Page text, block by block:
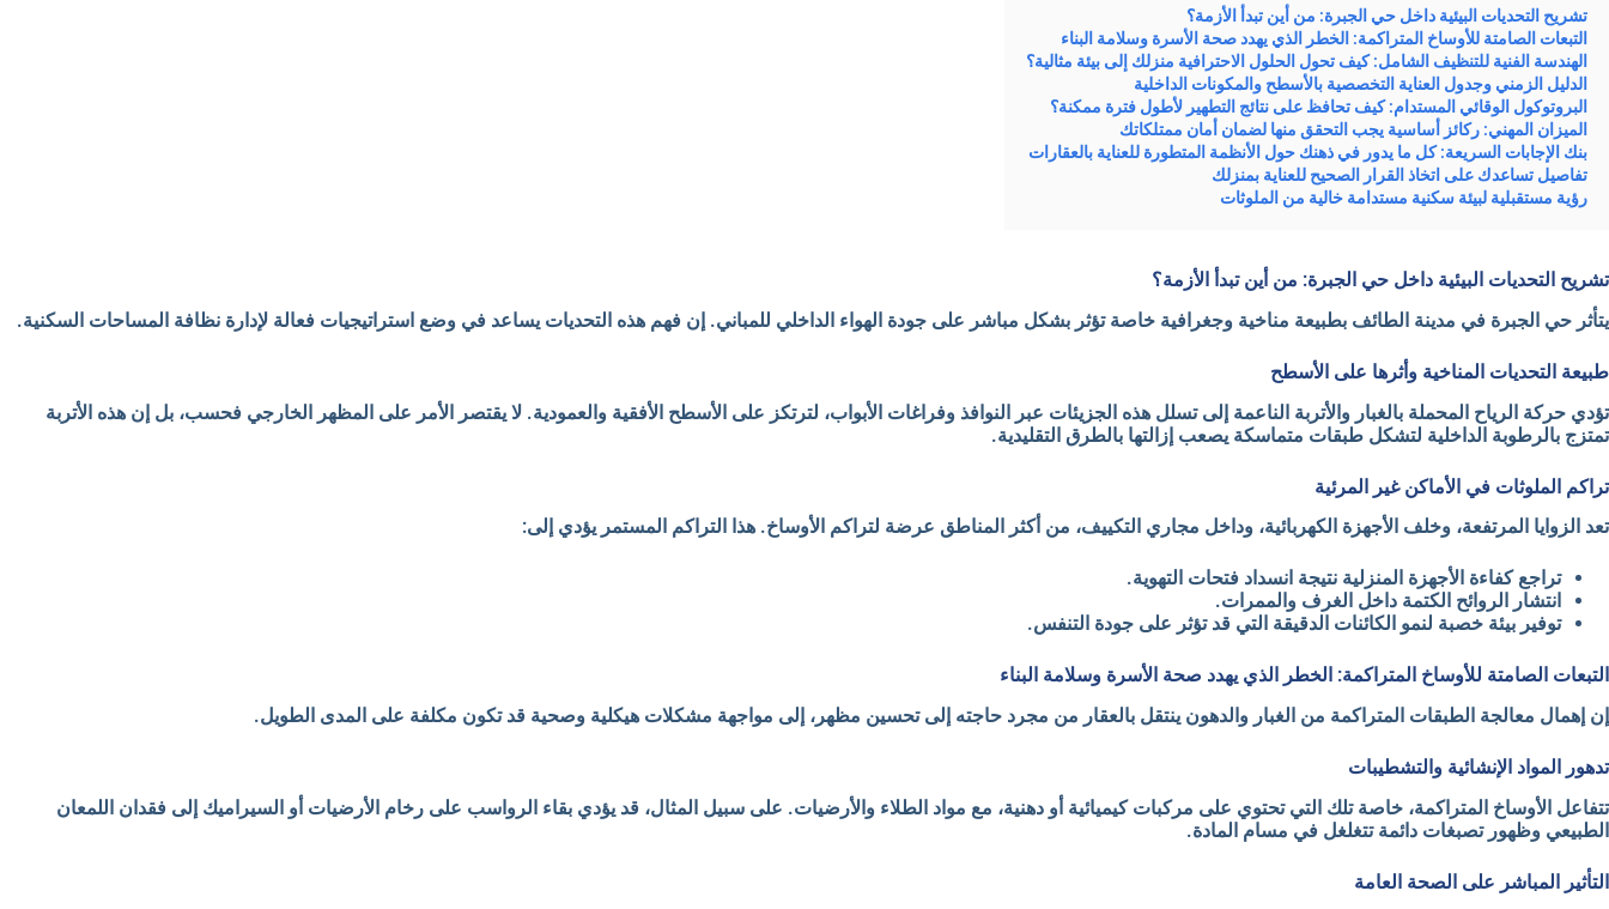
تشريح التحديات البيئية داخل حي الجبرة: من أين تبدأ الأزمة؟
التبعات الصامتة للأوساخ المتراكمة: الخطر الذي يهدد صحة الأسرة وسلامة البناء
الهندسة الفنية للتنظيف الشامل: كيف تحول الحلول الاحترافية منزلك إلى بيئة مثالية؟
الدليل الزمني وجدول العناية التخصصية بالأسطح والمكونات الداخلية
البروتوكول الوقائي المستدام: كيف تحافظ على نتائج التطهير لأطول فترة ممكنة؟
الميزان المهني: ركائز أساسية يجب التحقق منها لضمان أمان ممتلكاتك
بنك الإجابات السريعة: كل ما يدور في ذهنك حول الأنظمة المتطورة للعناية بالعقارات
تفاصيل تساعدك على اتخاذ القرار الصحيح للعناية بمنزلك
رؤية مستقبلية لبيئة سكنية مستدامة خالية من الملوثات
تشريح التحديات البيئية داخل حي الجبرة: من أين تبدأ الأزمة؟
يتأثر حي الجبرة في مدينة الطائف بطبيعة مناخية وجغرافية خاصة تؤثر بشكل مباشر على جودة الهواء الداخلي للمباني. إن فهم هذه التحديات يساعد في وضع استراتيجيات فعالة لإدارة نظافة المساحات السكنية.
طبيعة التحديات المناخية وأثرها على الأسطح
تؤدي حركة الرياح المحملة بالغبار والأتربة الناعمة إلى تسلل هذه الجزيئات عبر النوافذ وفراغات الأبواب، لترتكز على الأسطح الأفقية والعمودية. لا يقتصر الأمر على المظهر الخارجي فحسب، بل إن هذه الأتربة
تمتزج بالرطوبة الداخلية لتشكل طبقات متماسكة يصعب إزالتها بالطرق التقليدية.
تراكم الملوثات في الأماكن غير المرئية
تعد الزوايا المرتفعة، وخلف الأجهزة الكهربائية، وداخل مجاري التكييف، من أكثر المناطق عرضة لتراكم الأوساخ. هذا التراكم المستمر يؤدي إلى:
تراجع كفاءة الأجهزة المنزلية نتيجة انسداد فتحات التهوية.
انتشار الروائح الكتمة داخل الغرف والممرات.
توفير بيئة خصبة لنمو الكائنات الدقيقة التي قد تؤثر على جودة التنفس.
التبعات الصامتة للأوساخ المتراكمة: الخطر الذي يهدد صحة الأسرة وسلامة البناء
إن إهمال معالجة الطبقات المتراكمة من الغبار والدهون ينتقل بالعقار من مجرد حاجته إلى تحسين مظهر، إلى مواجهة مشكلات هيكلية وصحية قد تكون مكلفة على المدى الطويل.
تدهور المواد الإنشائية والتشطيبات
تتفاعل الأوساخ المتراكمة، خاصة تلك التي تحتوي على مركبات كيميائية أو دهنية، مع مواد الطلاء والأرضيات. على سبيل المثال، قد يؤدي بقاء الرواسب على رخام الأرضيات أو السيراميك إلى فقدان اللمعان
الطبيعي وظهور تصبغات دائمة تتغلغل في مسام المادة.
التأثير المباشر على الصحة العامة